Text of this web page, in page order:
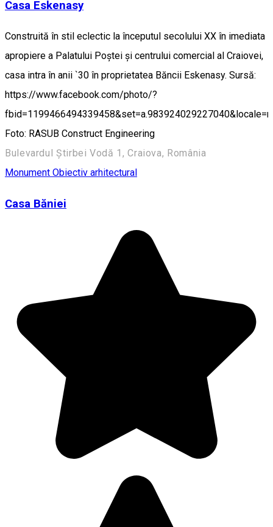
Casa Eskenasy
Construită în stil eclectic la începutul secolului XX în imediata
apropiere a Palatului Poștei și centrului comercial al Craiovei,
casa intra în anii `30 în proprietatea Băncii Eskenasy. Sursă:
https://www.facebook.com/photo/?
Foto: RASUB Construct Engineering
Bulevardul Știrbei Vodă 1, Craiova, România
Monument Obiectiv arhitectural
Casa Băniei